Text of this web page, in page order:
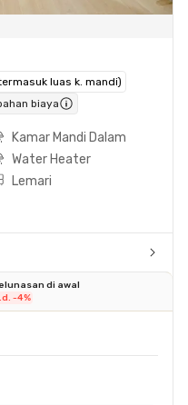
luas k. mandi)
biaya
Kamar Mandi Dalam
Water Heater
Lemari
di awal
-4%